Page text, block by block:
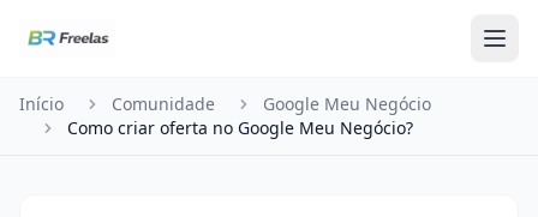
Início Comunidade
Google Meu Negócio
Como criar oferta no Google Meu Negócio?